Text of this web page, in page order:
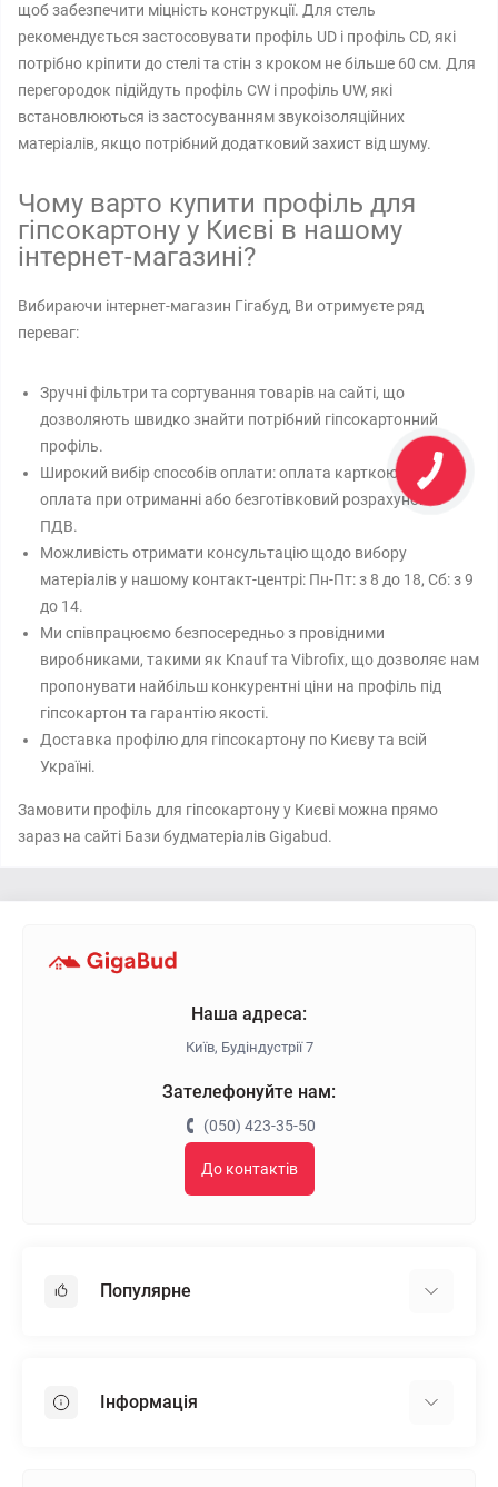
щоб забезпечити міцність конструкції. Для стель
рекомендується застосовувати профіль UD і профіль CD, які
потрібно кріпити до стелі та стін з кроком не більше 60 см. Для
перегородок підійдуть профіль CW і профіль UW, які
встановлюються із застосуванням звукоізоляційних
матеріалів, якщо потрібний додатковий захист від шуму.
Чому варто купити профіль для
гіпсокартону у Києві в нашому
інтернет-магазині?
Вибираючи інтернет-магазин Гігабуд, Ви отримуєте ряд
переваг:
Зручні фільтри та сортування товарів на сайті, що
дозволяють швидко знайти потрібний гіпсокартонний
профіль.
Широкий вибір способів оплати: оплата карткою на сайті,
оплата при отриманні або безготівковий розрахунок із
ПДВ.
Можливість отримати консультацію щодо вибору
матеріалів у нашому контакт-центрі: Пн-Пт: з 8 до 18, Сб: з 9
до 14.
Ми співпрацюємо безпосередньо з провідними
виробниками, такими як Knauf та Vibrofix, що дозволяє нам
пропонувати найбільш конкурентні ціни на профіль під
гіпсокартон та гарантію якості.
Доставка профілю для гіпсокартону по Києву та всій
Україні.
Замовити профіль для гіпсокартону у Києві можна прямо
зараз на сайті Бази будматеріалів Gigabud.
Наша адреса:
Київ, Будіндустрії 7
Зателефонуйте нам:
(050) 423-35-50
До контактів
Популярне
Пінопласт
Інформація